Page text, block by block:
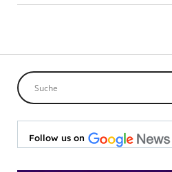
Follow us on